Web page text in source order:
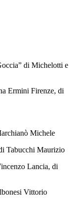
di Michelotti e
Ermini Firenze, di
Michele
Tabucchi Maurizio
Lancia, di
Vittorio